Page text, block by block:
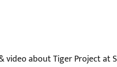
video about Tiger Project at